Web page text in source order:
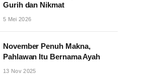
Gurih dan Nikmat
5 Mei 2026
November Penuh Makna,
Pahlawan Itu Bernama Ayah
13 Nov 2025